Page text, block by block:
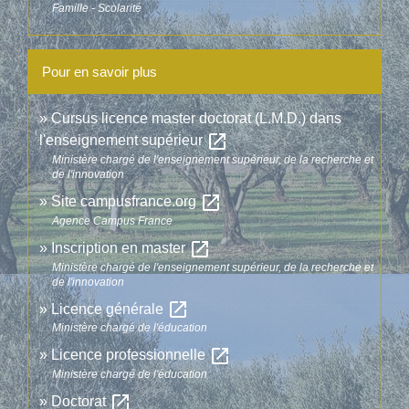
Famille - Scolarité
Pour en savoir plus
Cursus licence master doctorat (L.M.D.) dans
l'enseignement supérieuropen_in_new
Ministère chargé de l'enseignement supérieur, de la recherche et
de l'innovation
Site campusfrance.orgopen_in_new
Agence Campus France
Inscription en masteropen_in_new
Ministère chargé de l'enseignement supérieur, de la recherche et
de l'innovation
Licence générale open_in_new
Ministère chargé de l'éducation
Licence professionnelleopen_in_new
Ministère chargé de l'éducation
Doctoratopen_in_new